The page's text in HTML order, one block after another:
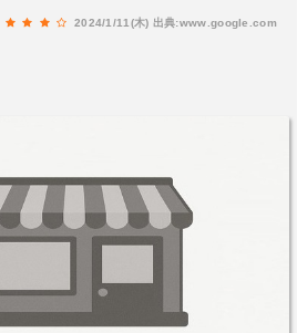
2024/1/11(木) 出典:www.google.com